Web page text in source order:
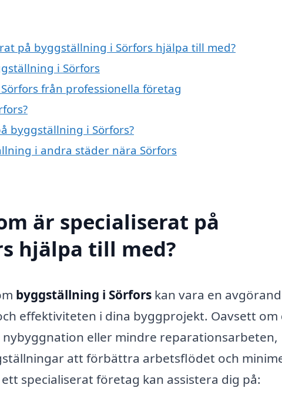
på byggställning i Sörfors hjälpa till med?
i Sörfors
från professionella företag
byggställning i Sörfors?
i andra städer nära Sörfors
är specialiserat på
hjälpa till med?
byggställning i Sörfors kan vara en
effektiviteten i dina byggprojekt. Oavsett om
eller mindre reparationsarbeten,
att förbättra arbetsflödet och
specialiserat företag kan assistera dig på: